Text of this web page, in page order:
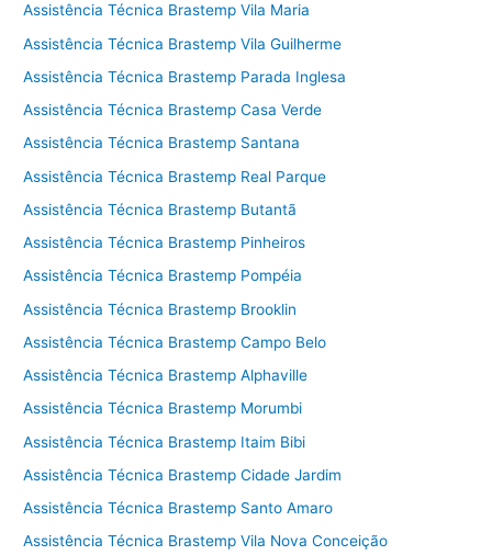
Assistência Técnica Brastemp Vila Maria
Assistência Técnica Brastemp Vila Guilherme
Assistência Técnica Brastemp Parada Inglesa
Assistência Técnica Brastemp Casa Verde
Assistência Técnica Brastemp Santana
Assistência Técnica Brastemp Real Parque
Assistência Técnica Brastemp Butantã
Assistência Técnica Brastemp Pinheiros
Assistência Técnica Brastemp Pompéia
Assistência Técnica Brastemp Brooklin
Assistência Técnica Brastemp Campo Belo
Assistência Técnica Brastemp Alphaville
Assistência Técnica Brastemp Morumbi
Assistência Técnica Brastemp Itaim Bibi
Assistência Técnica Brastemp Cidade Jardim
Assistência Técnica Brastemp Santo Amaro
Assistência Técnica Brastemp Vila Nova Conceição